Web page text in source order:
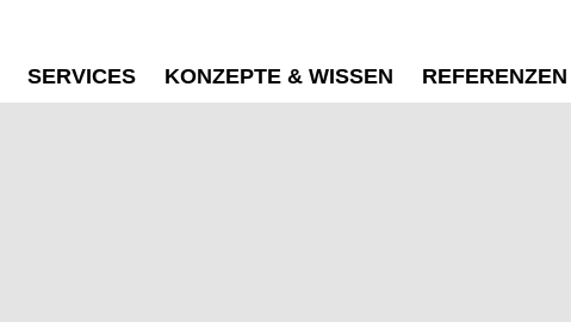
SERVICES KONZEPTE & WISSEN REFERENZEN